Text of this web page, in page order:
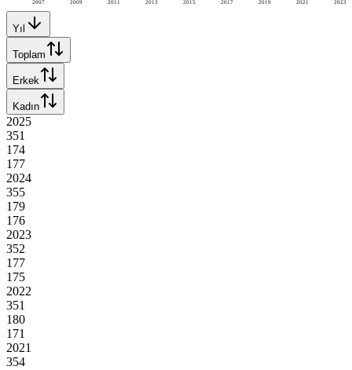
2007 2009 2011 2013 2015 2017 2019 2021 2023
Yıl
Toplam
Erkek
Kadın
2025
351
174
177
2024
355
179
176
2023
352
177
175
2022
351
180
171
2021
354